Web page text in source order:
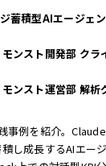
蓄積型AIエージェ
ンスト開発部 ク
ンスト運営部 解
事例を紹介。
し成長するAIエー